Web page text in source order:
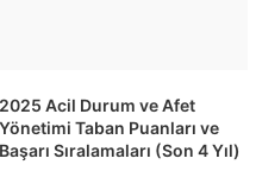
2025 Acil Durum ve Afet
Yönetimi Taban Puanları ve
Başarı Sıralamaları (Son 4 Yıl)